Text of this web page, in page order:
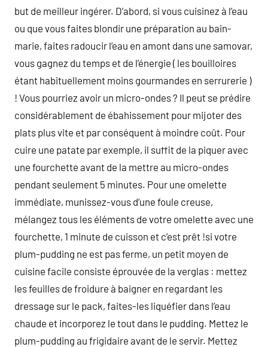
but de meilleur ingérer. D’abord, si vous cuisinez à l’eau
ou que vous faites blondir une préparation au bain-
marie, faites radoucir l’eau en amont dans une samovar,
vous gagnez du temps et de l’énergie ( les bouilloires
étant habituellement moins gourmandes en serrurerie )
! Vous pourriez avoir un micro-ondes ? Il peut se prédire
considérablement de ébahissement pour mijoter des
plats plus vite et par conséquent à moindre coût. Pour
cuire une patate par exemple, il suffit de la piquer avec
une fourchette avant de la mettre au micro-ondes
pendant seulement 5 minutes. Pour une omelette
immédiate, munissez-vous d’une foule creuse,
mélangez tous les éléments de votre omelette avec une
fourchette, 1 minute de cuisson et c’est prêt !si votre
plum-pudding ne est pas ferme, un petit moyen de
cuisine facile consiste éprouvée de la verglas : mettez
les feuilles de froidure à baigner en regardant les
dressage sur le pack, faites-les liquéfier dans l’eau
chaude et incorporez le tout dans le pudding. Mettez le
plum-pudding au frigidaire avant de le servir. Mettez